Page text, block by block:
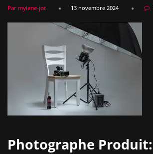
Par mylene-jot 13 novembre 2024
Photographe